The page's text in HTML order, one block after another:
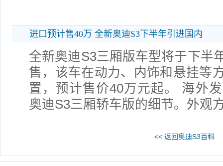
进口预计售40万 全新奥迪S3下半年引进国内
全新奥迪S3三厢版车型将于下半
售，该车在动力、内饰和悬挂等
置，预计售价40万元起。 海外
奥迪S3三厢轿车版的细节。外观
<< 返回奥迪S3百科